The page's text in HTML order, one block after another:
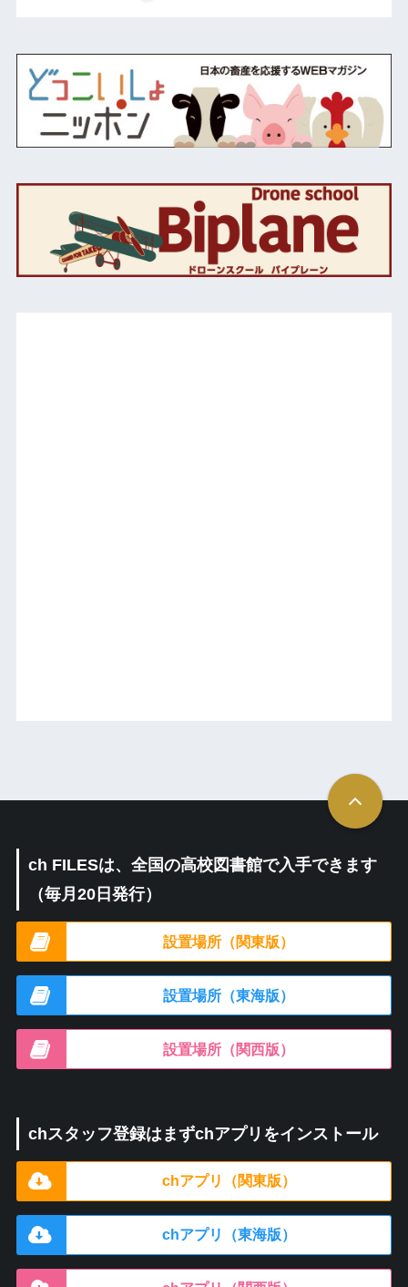
ch FILESは、全国の高校図書館で入手できます
（毎月20日発行）
設置場所（関東版）
設置場所（東海版）
設置場所（関西版）
chスタッフ登録はまずchアプリをインストール
chアプリ（関東版）
chアプリ（東海版）